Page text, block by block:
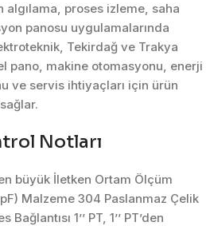
proses izleme, saha
panosu uygulamalarında
Tekirdağ ve Trakya
pano, makine otomasyonu, enerji
ve servis ihtiyaçları için ürün
Notları
büyük İletken Ortam Ölçüm
Malzeme 304 Paslanmaz Çelik
1’’ PT, 1’’ PT’den